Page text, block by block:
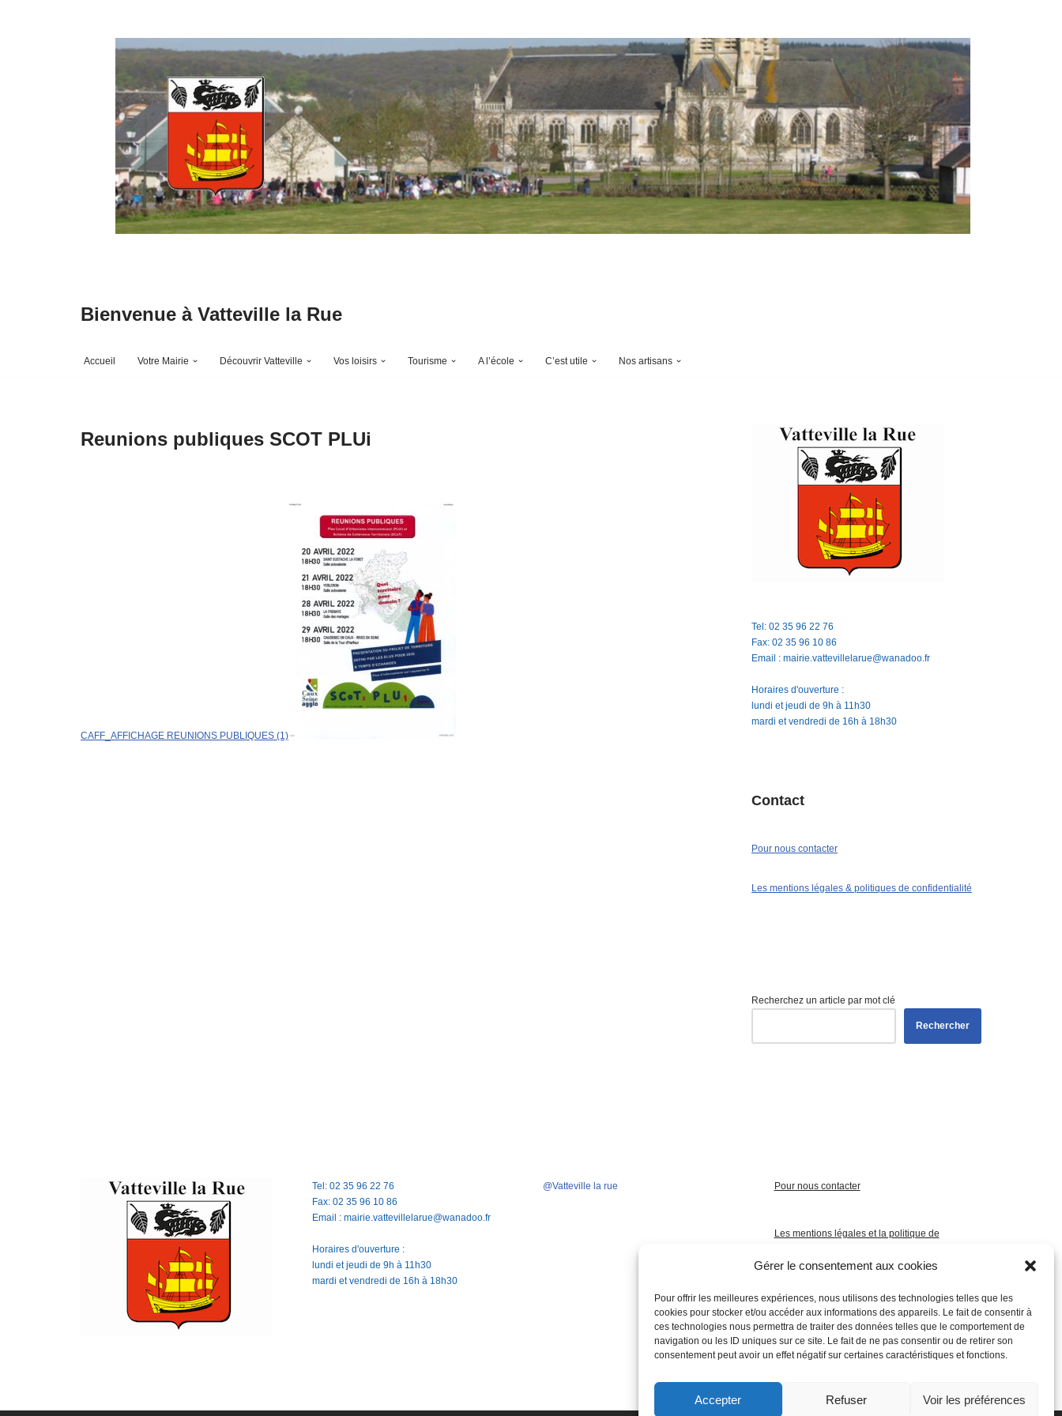
Gérer le consentement aux cookies
Pour offrir les meilleures expériences, nous utilisons des technologies telles que les
cookies pour stocker et/ou accéder aux informations des appareils. Le fait de consentir à
ces technologies nous permettra de traiter des données telles que le comportement de
navigation ou les ID uniques sur ce site. Le fait de ne pas consentir ou de retirer son
consentement peut avoir un effet négatif sur certaines caractéristiques et fonctions.
Accepter Refuser Voir les préférences
Bienvenue à Vatteville la Rue
Accueil Votre Mairie Découvrir Vatteville Vos loisirs Tourisme A l’école C’est utile Nos artisans
Reunions publiques SCOT PLUi
CAFF_AFFICHAGE REUNIONS PUBLIQUES (1)
Tel: 02 35 96 22 76
Fax: 02 35 96 10 86
Email : mairie.vattevillelarue@wanadoo.fr
Horaires d'ouverture :
lundi et jeudi de 9h à 11h30
mardi et vendredi de 16h à 18h30
Contact
Pour nous contacter
Les mentions légales & politiques de confidentialité
Recherchez un article par mot clé
Rechercher
Tel: 02 35 96 22 76
Fax: 02 35 96 10 86
Email : mairie.vattevillelarue@wanadoo.fr
Horaires d'ouverture :
lundi et jeudi de 9h à 11h30
mardi et vendredi de 16h à 18h30
@Vatteville la rue Pour nous contacter
Les mentions légales et la politique de